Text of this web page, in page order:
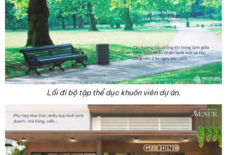
Lối đi bộ tập thể dục khuôn viên dự án.